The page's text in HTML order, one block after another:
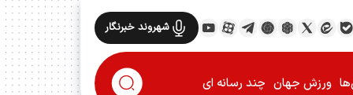
شهروند خبرنگار
ورزش جهان چند رسانه ای